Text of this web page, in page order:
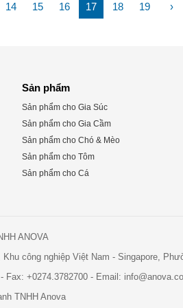
14 15 16 17 18 19 ›
Sản phẩm
Sản phẩm cho Gia Súc
Sản phẩm cho Gia Cầm
Sản phẩm cho Chó & Mèo
Sản phẩm cho Tôm
Sản phẩm cho Cá
ANOVA
công nghiệp Việt Nam - Singapore,
- Fax: +0274.3782700 - Email:
TNHH Anova